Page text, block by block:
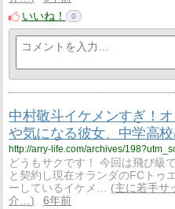
いいね！
0
中村敬斗イケメンすぎ！
や気になる彼女、中学高校
どうもサクです！ 今回は飛び級
と契約し現在オランダのFCトゥ
ーしているイケメ…
主に若手サ
介…
6年前